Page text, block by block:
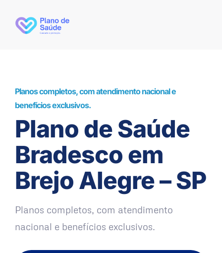
Planos completos, com atendimento nacional e
benefícios exclusivos.
Plano de Saúde
Bradesco em
Brejo Alegre – SP
Planos completos, com atendimento
nacional e benefícios exclusivos.